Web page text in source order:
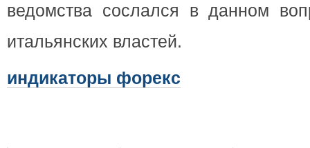
ведомства сослался в данном
итальянских властей.
индикаторы форекс